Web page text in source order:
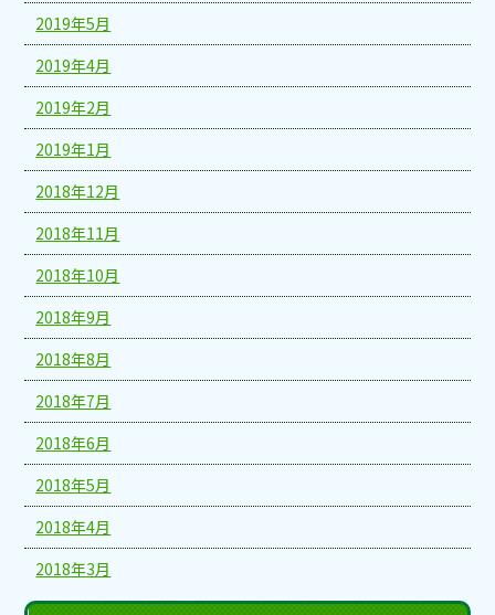
2019年5月
2019年4月
2019年2月
2019年1月
2018年12月
2018年11月
2018年10月
2018年9月
2018年8月
2018年7月
2018年6月
2018年5月
2018年4月
2018年3月